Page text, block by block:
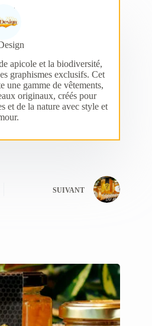
apicole et la biodiversité,
graphismes exclusifs. Cet
une gamme de vêtements,
originaux, créés pour
et de la nature avec style et
SUIVANT